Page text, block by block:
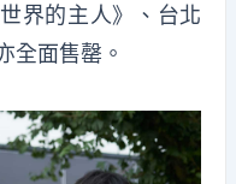
界的主人》、台北
全面售罄。